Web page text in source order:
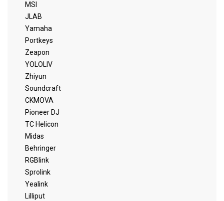
MSI
JLAB
Yamaha
Portkeys
Zeapon
YOLOLIV
Zhiyun
Soundcraft
CKMOVA
Pioneer DJ
TC Helicon
Midas
Behringer
RGBlink
Sprolink
Yealink
Lilliput